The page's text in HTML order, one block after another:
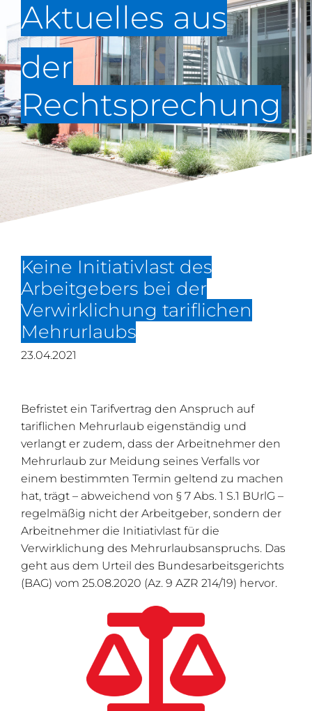
Aktuelles aus
der
Rechtsprechung
Keine Initiativlast des
Arbeitgebers bei der
Verwirklichung tariflichen
Mehrurlaubs
23.04.2021
Befristet ein Tarifvertrag den Anspruch auf
tariflichen Mehrurlaub eigenständig und
verlangt er zudem, dass der Arbeitnehmer den
Mehrurlaub zur Meidung seines Verfalls vor
einem bestimmten Termin geltend zu machen
hat, trägt – abweichend von § 7 Abs. 1 S.1 BUrlG –
regelmäßig nicht der Arbeitgeber, sondern der
Arbeitnehmer die Initiativlast für die
Verwirklichung des Mehrurlaubsanspruchs. Das
geht aus dem Urteil des Bundesarbeitsgerichts
(BAG) vom 25.08.2020 (Az. 9 AZR 214/19) hervor.